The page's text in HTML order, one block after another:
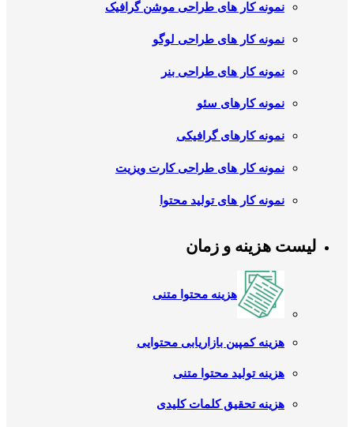
نمونه کار های طراحی موشن گرافیک
نمونه کار های طراحی لوگو
نمونه کار های طراحی بنر
نمونه کارهای سئو
نمونه کارهای گرافیکی
نمونه کار های طراحی کارت ویزیت
نمونه کار های تولید محتوا
لیست هزینه و زمان
هزینه محتوا متنی
هزینه کمپین بازاریابی محتوایی
هزینه تولید محتوا متنی
هزینه تحقیق کلمات کلیدی